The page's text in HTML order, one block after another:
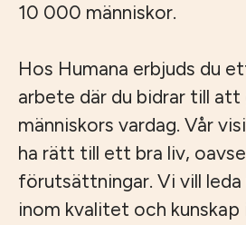
10 000 människor.
Hos Humana erbjuds du
arbete där du bidrar till att
människors vardag. Vår
ha rätt till ett bra liv,
förutsättningar. Vi vill
inom kvalitet och kunskap